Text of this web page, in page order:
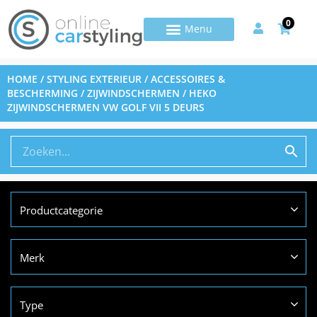
0
HOME /STYLING EXTERIEUR /ACCESSOIRES &
BESCHERMING /ZIJWINDSCHERMEN / HEKO
ZIJWINDSCHERMEN VW GOLF VII 5 DEURS
Productcategorie
Merk
Type